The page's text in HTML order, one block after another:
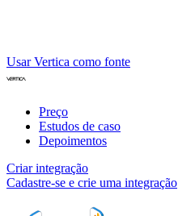
Usar Vertica como fonte
Preço
Estudos de caso
Depoimentos
Criar integração
Cadastre-se e crie uma integração